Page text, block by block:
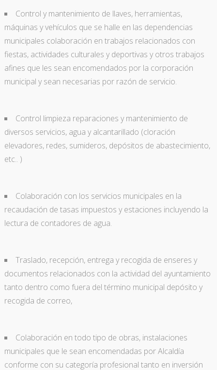
Control y mantenimiento de llaves, herramientas,
máquinas y vehículos que se halle en las dependencias
municipales colaboración en trabajos relacionados con
fiestas, actividades culturales y deportivas y otros trabajos
afines que les sean encomendados por la corporación
municipal y sean necesarias por razón de servicio.
Control limpieza reparaciones y mantenimiento de
diversos servicios, agua y alcantarillado (cloración
elevadores, redes, sumideros, depósitos de abastecimiento,
etc.. )
Colaboración con los servicios municipales en la
recaudación de tasas impuestos y estaciones incluyendo la
lectura de contadores de agua.
Traslado, recepción, entrega y recogida de enseres y
documentos relacionados con la actividad del ayuntamiento
tanto dentro como fuera del término municipal depósito y
recogida de correo,
Colaboración en todo tipo de obras, instalaciones
municipales que le sean encomendadas por Alcaldía
conforme con su categoría profesional tanto en inversión